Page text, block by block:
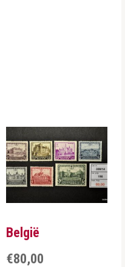
België
€80,00